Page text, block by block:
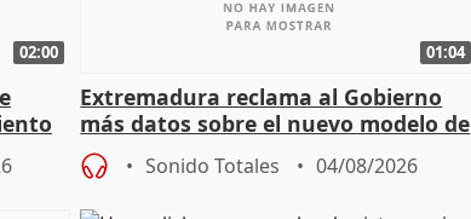
02:00 01:04
Extremadura reclama al Gobierno
más datos sobre el nuevo modelo de
financiación
Sonido Totales 04/08/2026